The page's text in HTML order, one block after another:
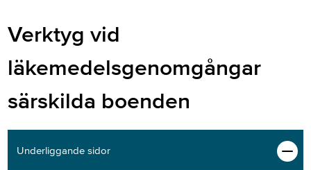
Verktyg vid
läkemedelsgenomgångar
särskilda boenden
Underliggande sidor